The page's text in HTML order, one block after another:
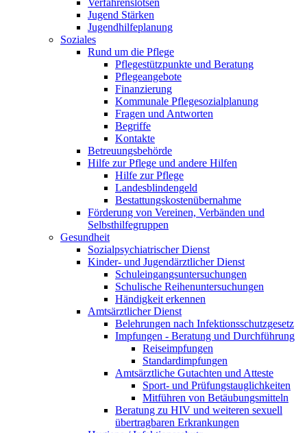
Verfahrenslotsen
Jugend Stärken
Jugendhilfeplanung
Soziales
Rund um die Pflege
Pflegestützpunkte und Beratung
Pflegeangebote
Finanzierung
Kommunale Pflegesozialplanung
Fragen und Antworten
Begriffe
Kontakte
Betreuungsbehörde
Hilfe zur Pflege und andere Hilfen
Hilfe zur Pflege
Landesblindengeld
Bestattungskosten­übernahme
Förderung von Vereinen, Verbänden und
Selbsthilfegruppen
Gesundheit
Sozialpsychiatrischer Dienst
Kinder- und Jugendärztlicher Dienst
Schuleingangsuntersuchungen
Schulische Reihenuntersuchungen
Händigkeit erkennen
Amtsärztlicher Dienst
Belehrungen nach Infektionsschutzgesetz
Impfungen - Beratung und Durchführung
Reiseimpfungen
Standardimpfungen
Amtsärztliche Gutachten und Atteste
Sport- und Prüfungstauglichkeiten
Mitführen von Betäubungsmitteln
Beratung zu HIV und weiteren sexuell
übertragbaren Erkrankungen